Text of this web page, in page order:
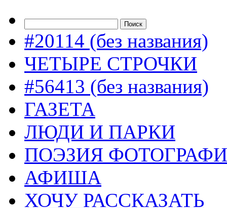
#20114 (без названия)
ЧЕТЫРЕ СТРОЧКИ
#56413 (без названия)
ГАЗЕТА
ЛЮДИ И ПАРКИ
ПОЭЗИЯ
АФИША
ХОЧУ РАССКАЗАТЬ